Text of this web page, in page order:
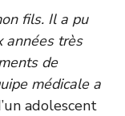
fils. Il a pu
années très
de
médicale a
adolescent